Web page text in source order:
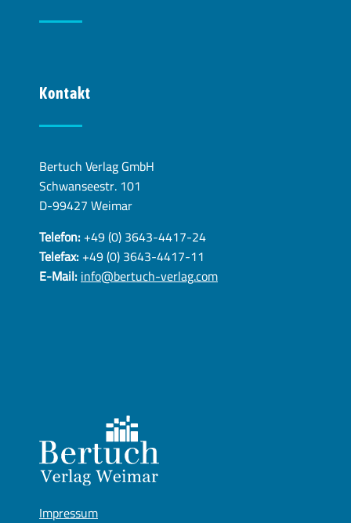
Kontakt
Bertuch Verlag GmbH
Schwanseestr. 101
D-99427 Weimar
Telefon:+49 (0) 3643-4417-24
Telefax:+49 (0) 3643-4417-11
E-Mail:info@bertuch-verlag.com
Impressum